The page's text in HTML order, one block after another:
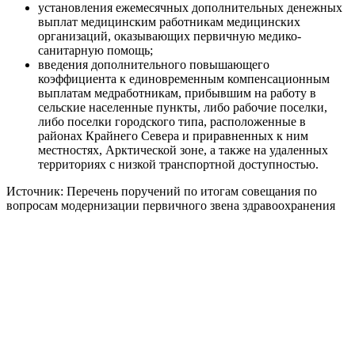
установления ежемесячных дополнительных денежных
выплат медицинским работникам медицинских
организаций, оказывающих первичную медико-
санитарную помощь;
введения дополнительного повышающего
коэффициента к единовременным компенсационным
выплатам медработникам, прибывшим на работу в
сельские населенные пункты, либо рабочие поселки,
либо поселки городского типа, расположенные в
районах Крайнего Севера и приравненных к ним
местностях, Арктической зоне, а также на удаленных
территориях с низкой транспортной доступностью.
Источник: Перечень поручений по итогам совещания по
вопросам модернизации первичного звена здравоохранения